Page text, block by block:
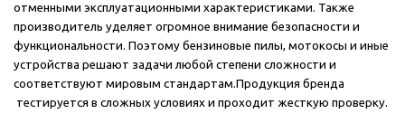
отменными эксплуатационными характеристиками. Также
производитель уделяет огромное внимание безопасности и
функциональности. Поэтому бензиновые пилы, мотокосы и иные
устройства решают задачи любой степени сложности и
соответствуют мировым стандартам.Продукция бренда
тестируется в сложных условиях и проходит жесткую проверку.